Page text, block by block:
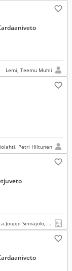
Lemi, Teemu Muhli
Petri Hiltunen
Seinäjoki, J. Rinta-Jouppi Seinäjoki, Jouppilantie